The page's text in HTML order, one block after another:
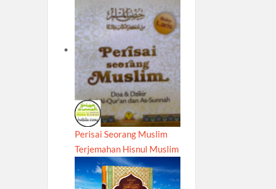
Perisai Seorang Muslim
Terjemahan Hisnul Muslim